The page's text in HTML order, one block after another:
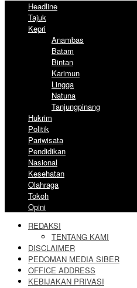
Headline
Tajuk
Kepri
Anambas
Batam
Bintan
Karimun
Lingga
Natuna
Tanjungpinang
Hukrim
Politik
Pariwisata
Pendidikan
Nasional
Kesehatan
Olahraga
Tokoh
Opini
REDAKSI
TENTANG KAMI
DISCLAIMER
PEDOMAN MEDIA SIBER
OFFICE ADDRESS
KEBIJAKAN PRIVASI